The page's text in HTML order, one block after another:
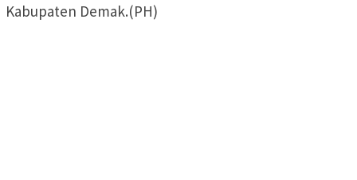
Kabupaten Demak.(PH)